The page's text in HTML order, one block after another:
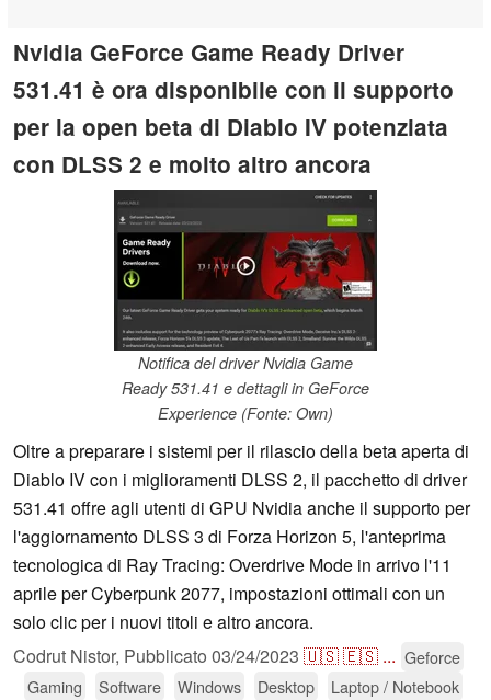
Nvidia GeForce Game Ready Driver
531.41 è ora disponibile con il supporto
per la open beta di Diablo IV potenziata
con DLSS 2 e molto altro ancora
Notifica del driver Nvidia Game
Ready 531.41 e dettagli in GeForce
Experience (Fonte: Own)
Oltre a preparare i sistemi per il rilascio della beta aperta di
Diablo IV con i miglioramenti DLSS 2, il pacchetto di driver
531.41 offre agli utenti di GPU Nvidia anche il supporto per
l'aggiornamento DLSS 3 di Forza Horizon 5, l'anteprima
tecnologica di Ray Tracing: Overdrive Mode in arrivo l'11
aprile per Cyberpunk 2077, impostazioni ottimali con un
solo clic per i nuovi titoli e altro ancora.
Codrut Nistor, Pubblicato 03/24/2023 🇺🇸🇪🇸 ... Geforce
Gaming
Software Windows Desktop Laptop / Notebook